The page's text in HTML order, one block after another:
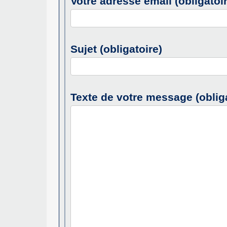
Sujet (obligatoire)
Texte de votre message